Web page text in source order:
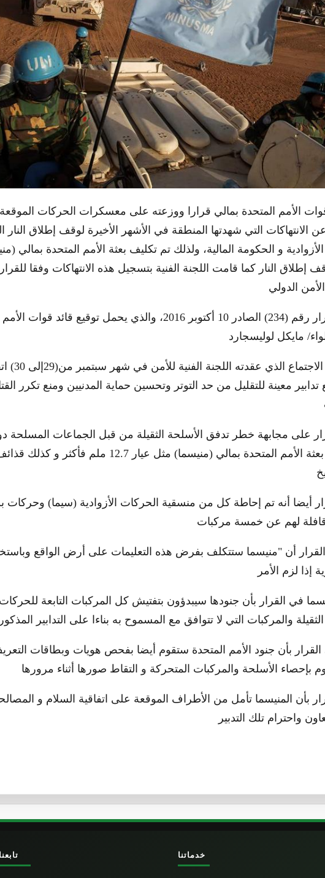
الأمم المتحدة بمالي قرارا ووزعته على معسكرات الحركات الموقعة
الانتهاكات التي شهدتها المنطقة في الأشهر الأخيرة لوقف إطلاق النار
و الحكومة المالية، ولذلك تم تكليف بعثة الأمم المتحدة بمالي
و بين القرار رقم (234) الصادر 10 أكتوبر 2016، والذي يحمل توقيع
من خلال
معينة للتقليل من حد التوتر وتحسين حماية المدنيين ومنع تكرر
على مجابهة خطر تدفق الأسلحة الثقيلة من قبل الجماعات المسلحة
على إذن بعثة الأمم المتحدة بمالي (منيسما) مثل عيار 12.7 ملم
أيضا أنه تم إحاطة كل من منسقية الحركات الأزوادية (سيما) وحركات
أن "منيسما ستتكلف بفرض هذه التعليمات على أرض الواقع
في القرار بأن جنودها سيبدؤون بتفتيش كل المركبات التابعة
بأن جنود الأمم المتحدة ستقوم أيضا بفحص هويات وبطاقات
بأن المنيسما تأمل من الأطراف الموقعة على اتفاقية السلام و
تابعنا خدماتنا